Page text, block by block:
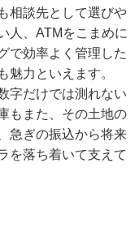
相談先として選びや
人、ATMをこまめに
で効率よく管理した
魅力といえます。
字だけでは測れない
もまた、その土地の
急ぎの振込から将来
を落ち着いて支えて